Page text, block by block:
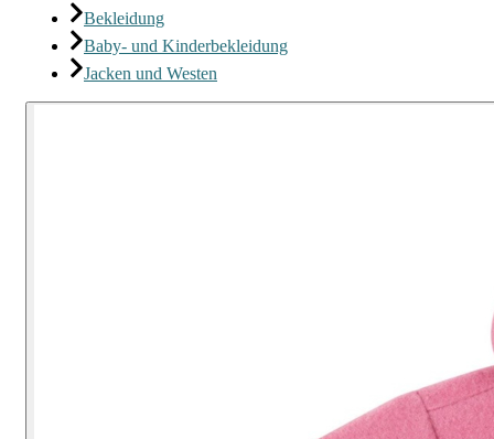
Bekleidung
Baby- und Kinderbekleidung
Jacken und Westen